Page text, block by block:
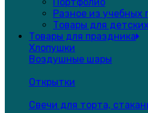
Разное из
Товары для
Товары для праздника
Хлопушки
Воздушные шары
Открытки
Свечи для торта,